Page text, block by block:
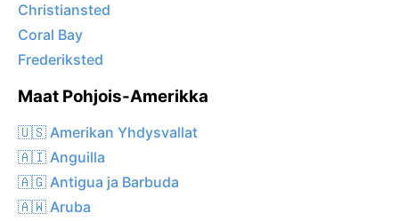
Christiansted
Coral Bay
Frederiksted
Maat Pohjois-Amerikka
🇺🇸 Amerikan Yhdysvallat
🇦🇮 Anguilla
🇦🇬 Antigua ja Barbuda
🇦🇼 Aruba